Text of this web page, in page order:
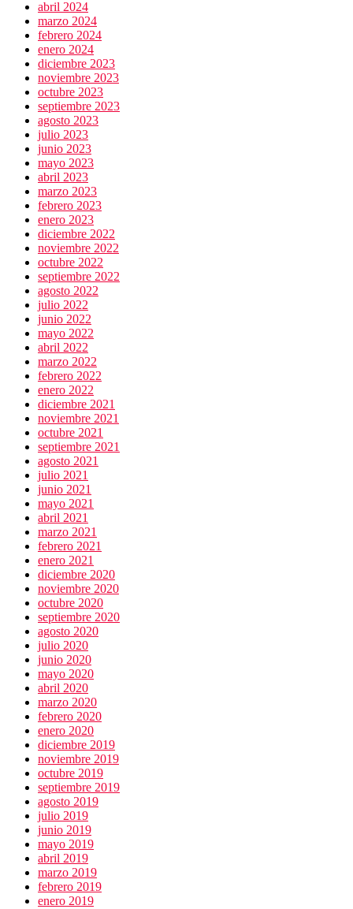
abril 2024
marzo 2024
febrero 2024
enero 2024
diciembre 2023
noviembre 2023
octubre 2023
septiembre 2023
agosto 2023
julio 2023
junio 2023
mayo 2023
abril 2023
marzo 2023
febrero 2023
enero 2023
diciembre 2022
noviembre 2022
octubre 2022
septiembre 2022
agosto 2022
julio 2022
junio 2022
mayo 2022
abril 2022
marzo 2022
febrero 2022
enero 2022
diciembre 2021
noviembre 2021
octubre 2021
septiembre 2021
agosto 2021
julio 2021
junio 2021
mayo 2021
abril 2021
marzo 2021
febrero 2021
enero 2021
diciembre 2020
noviembre 2020
octubre 2020
septiembre 2020
agosto 2020
julio 2020
junio 2020
mayo 2020
abril 2020
marzo 2020
febrero 2020
enero 2020
diciembre 2019
noviembre 2019
octubre 2019
septiembre 2019
agosto 2019
julio 2019
junio 2019
mayo 2019
abril 2019
marzo 2019
febrero 2019
enero 2019